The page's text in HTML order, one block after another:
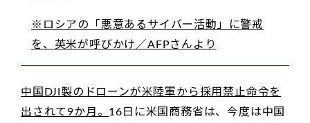
※ロシアの「悪意あるサイバー活動」に警戒
を、英米が呼びかけ／AFPさんより
中国DJI製のドローンが米陸軍から採用禁止命令を
出されて9か月。 16日に米国商務省は、今度は中国